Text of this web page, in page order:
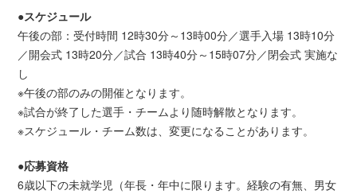
●スケジュール
午後の部：受付時間 12時30分～13時00分／選手入場 13時10分
／開会式 13時20分／試合 13時40分～15時07分／閉会式 実施な
し
※午後の部のみの開催となります。
※試合が終了した選手・チームより随時解散となります。
※スケジュール・チーム数は、変更になることがあります。
●応募資格
6歳以下の未就学児（年長・年中に限ります。経験の有無、男女